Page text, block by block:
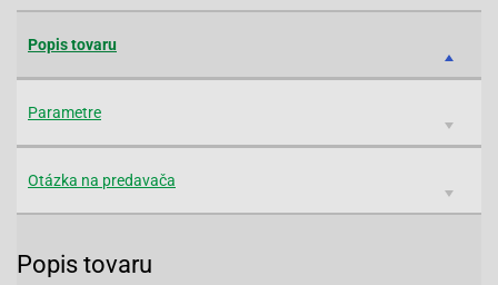
Popis tovaru
Parametre
Otázka na predavača
Popis tovaru